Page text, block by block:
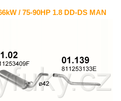
/ 75-90HP 1.8 DD-DS MAN